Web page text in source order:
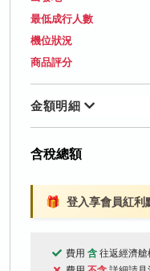
最低成行人數
機位狀況
商品評分
金額明細
含稅總額
🎁 登入享會員紅利
費用 含 往返經濟艙